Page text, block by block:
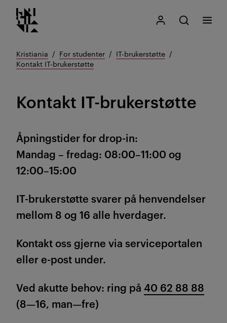
Gå
til
Kristiania logo
Mitt Kristiania
Åpne søk
Søk
Meny
Kristiania For studenter
IT-brukerstøtte
Kontakt IT-brukerstøtte
Kontakt IT-brukerstøtte
Åpningstider for drop-in:
Mandag – fredag: 08:00–11:00 og
12:00–15:00
IT-brukerstøtte svarer på henvendelser
mellom 8 og 16 alle hverdager.
Kontakt oss gjerne via serviceportalen
eller e-post under.
Ved akutte behov: ring på 40 62 88 88
(8—16, man—fre)